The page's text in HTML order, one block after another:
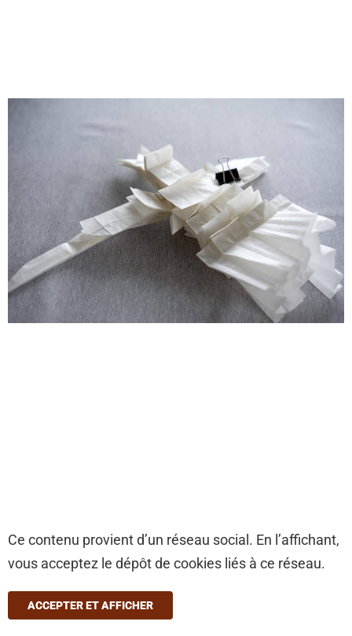
Ce contenu provient d’un réseau social. En l’affichant,
vous acceptez le dépôt de cookies liés à ce réseau.
ACCEPTER ET AFFICHER